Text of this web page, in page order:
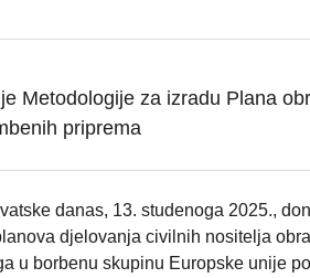
Metodologije za izradu Plana
priprema
danas, 13. studenoga 2025.,
djelovanja civilnih nositelja
u borbenu skupinu Europske unije